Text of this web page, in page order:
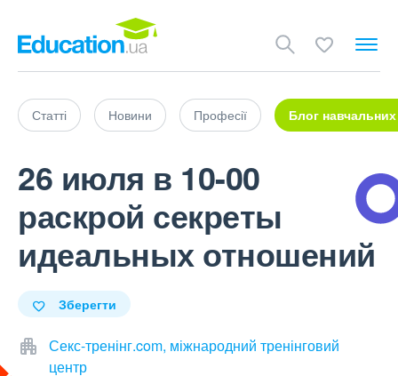
Статті Новини Професії Блог навчальних
26 июля в 10-00
раскрой секреты
идеальных отношений
Зберегти
Секс-тренінг.com, міжнародний тренінговий
центр